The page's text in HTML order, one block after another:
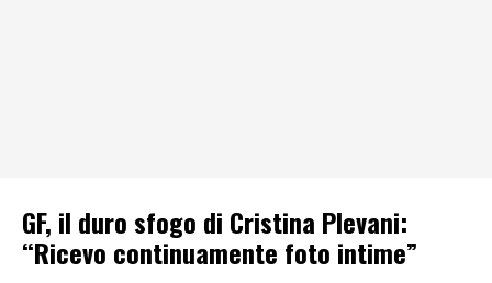
GF, il duro sfogo di Cristina Plevani:
“Ricevo continuamente foto intime”